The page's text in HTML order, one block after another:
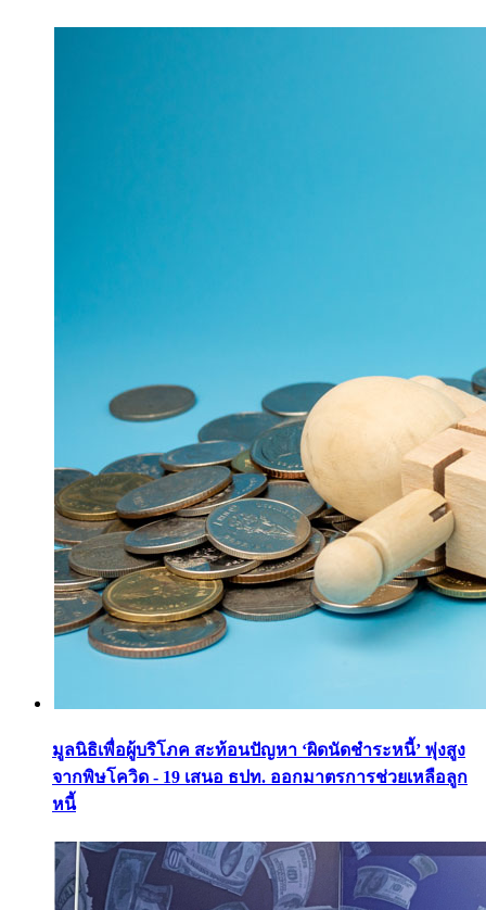
มูลนิธิเพื่อผู้บริโภค สะท้อนปัญหา ‘ผิดนัดชำระหนี้’ พุ่งสูง
จากพิษโควิด - 19 เสนอ ธปท. ออกมาตรการช่วยเหลือลูก
หนี้